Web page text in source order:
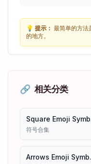
💡 提示： 最简单的方法
的地方。
🔗 相关分类
符号合集